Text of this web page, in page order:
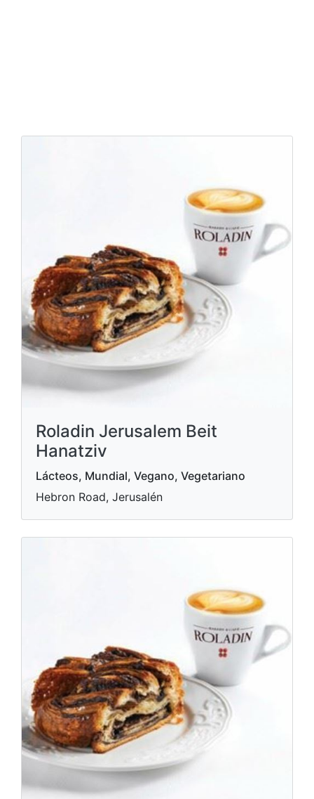
Roladin Jerusalem Beit
Hanatziv
Lácteos, Mundial, Vegano, Vegetariano
Hebron Road, Jerusalén